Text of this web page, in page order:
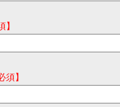
】
須】